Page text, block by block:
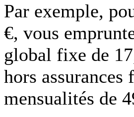
Par exemple,
€, vous
global fixe de
hors
mensualités de